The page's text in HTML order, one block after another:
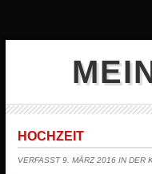
HOCHZEIT
VERFASST 9. MÄRZ 2016 IN DER